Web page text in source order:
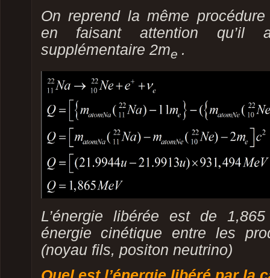
On reprend la même
en faisant attention qu’il
supplémentaire 2me .
L’énergie libérée est de
énergie cinétique entre les
(noyau fils, positon neutrino)